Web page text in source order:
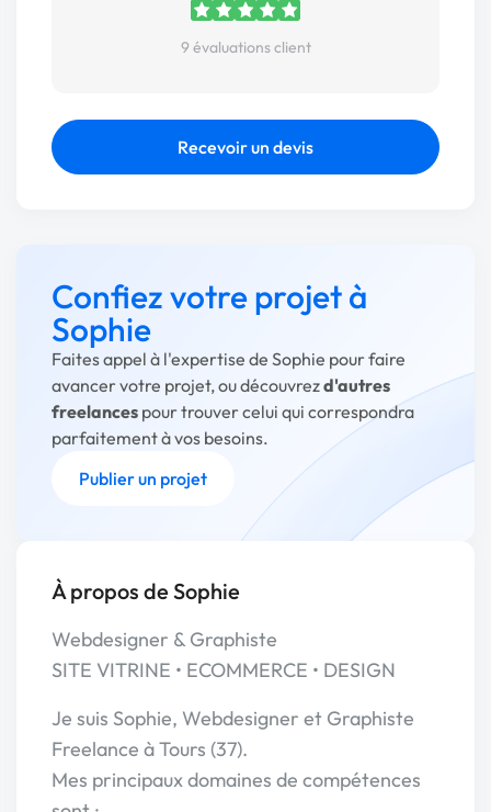
9 évaluations client
Recevoir un devis
Confiez votre projet à
Sophie
Faites appel à l'expertise de Sophie pour faire
avancer votre projet, ou découvrezd'autres
freelances pour trouver celui qui correspondra
parfaitement à vos besoins.
Publier un projet
À propos de Sophie
Webdesigner & Graphiste
SITE VITRINE • ECOMMERCE • DESIGN
Je suis Sophie, Webdesigner et Graphiste
Freelance à Tours (37).
Mes principaux domaines de compétences